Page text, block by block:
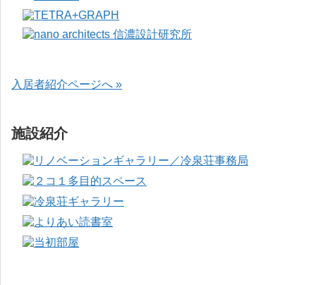
入居者紹介ページへ »
施設紹介